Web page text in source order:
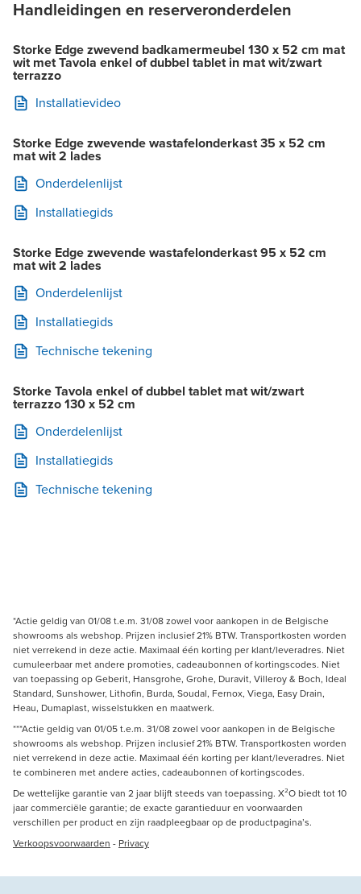
Handleidingen en reserveronderdelen
Storke Edge zwevend badkamermeubel 130 x 52 cm mat
wit met Tavola enkel of dubbel tablet in mat wit/zwart
terrazzo
Installatievideo
Storke Edge zwevende wastafelonderkast 35 x 52 cm
mat wit 2 lades
Onderdelenlijst
Installatiegids
Storke Edge zwevende wastafelonderkast 95 x 52 cm
mat wit 2 lades
Onderdelenlijst
Installatiegids
Technische tekening
Storke Tavola enkel of dubbel tablet mat wit/zwart
terrazzo 130 x 52 cm
Onderdelenlijst
Installatiegids
Technische tekening
*Actie geldig van 01/08 t.e.m. 31/08 zowel voor aankopen in de Belgische
showrooms als webshop. Prijzen inclusief 21% BTW. Transportkosten worden
niet verrekend in deze actie. Maximaal één korting per klant/leveradres. Niet
cumuleerbaar met andere promoties, cadeaubonnen of kortingscodes. Niet
van toepassing op Geberit, Hansgrohe, Grohe, Duravit, Villeroy & Boch, Ideal
Standard, Sunshower, Lithofin, Burda, Soudal, Fernox, Viega, Easy Drain,
Heau, Dumaplast, wisselstukken en maatwerk.
***Actie geldig van 01/05 t.e.m. 31/08 zowel voor aankopen in de Belgische
showrooms als webshop. Prijzen inclusief 21% BTW. Transportkosten worden
niet verrekend in deze actie. Maximaal één korting per klant/leveradres. Niet
te combineren met andere acties, cadeaubonnen of kortingscodes.
De wettelijke garantie van 2 jaar blijft steeds van toepassing. X²O biedt tot 10
jaar commerciële garantie; de exacte garantieduur en voorwaarden
verschillen per product en zijn raadpleegbaar op de productpagina’s.
Verkoopsvoorwaarden - Privacy